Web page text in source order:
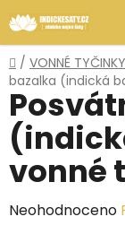
na
obsah
Domů
/ VONNÉ TYČINKY
bazalka (indická
vonné
Průměrné
Neohodnoceno